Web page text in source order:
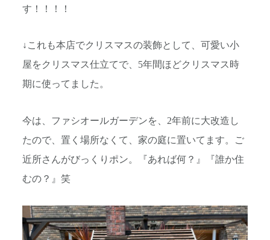
す！！！！
↓これも本店でクリスマスの装飾として、可愛い小
屋をクリスマス仕立てで、5年間ほどクリスマス時
期に使ってました。
今は、ファシオールガーデンを、2年前に大改造し
たので、置く場所なくて、家の庭に置いてます。ご
近所さんがびっくりポン。『あれば何？』『誰か住
むの？』笑